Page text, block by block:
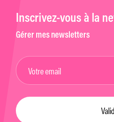
Inscrivez-vous à la
Gérer mes newsletters